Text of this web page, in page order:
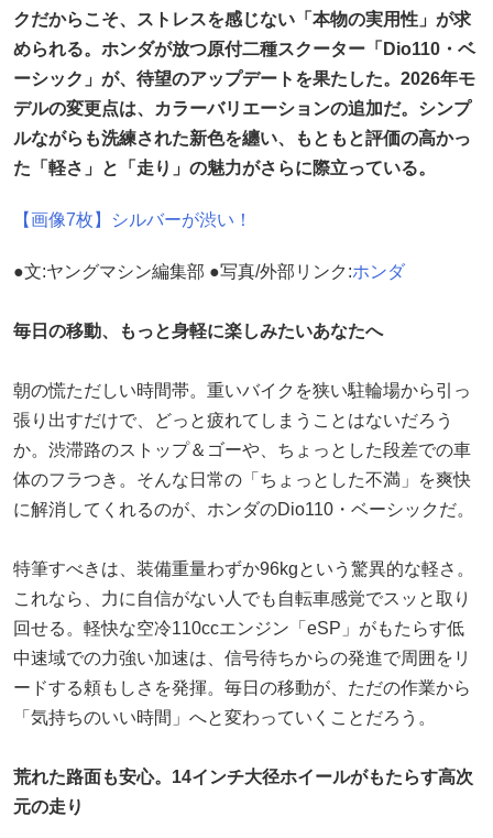
クだからこそ、ストレスを感じない「本物の実用性」が求
められる。ホンダが放つ原付二種スクーター「Dio110・ベ
ーシック」が、待望のアップデートを果たした。2026年モ
デルの変更点は、カラーバリエーションの追加だ。シンプ
ルながらも洗練された新色を纏い、もともと評価の高かっ
た「軽さ」と「走り」の魅力がさらに際立っている。
【画像7枚】シルバーが渋い！
●文:ヤングマシン編集部 ●写真/外部リンク:ホンダ
毎日の移動、もっと身軽に楽しみたいあなたへ
朝の慌ただしい時間帯。重いバイクを狭い駐輪場から引っ
張り出すだけで、どっと疲れてしまうことはないだろう
か。渋滞路のストップ＆ゴーや、ちょっとした段差での車
体のフラつき。そんな日常の「ちょっとした不満」を爽快
に解消してくれるのが、ホンダのDio110・ベーシックだ。
特筆すべきは、装備重量わずか96kgという驚異的な軽さ。
これなら、力に自信がない人でも自転車感覚でスッと取り
回せる。軽快な空冷110ccエンジン「eSP」がもたらす低
中速域での力強い加速は、信号待ちからの発進で周囲をリ
ードする頼もしさを発揮。毎日の移動が、ただの作業から
「気持ちのいい時間」へと変わっていくことだろう。
荒れた路面も安心。14インチ大径ホイールがもたらす高次
元の走り